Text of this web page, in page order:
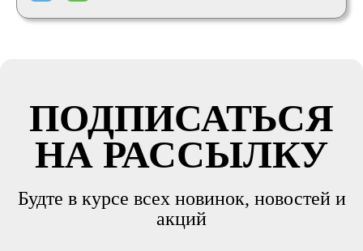
ПОДПИСАТЬСЯ
НА РАССЫЛКУ
Будте в курсе всех новинок, новостей и
акций